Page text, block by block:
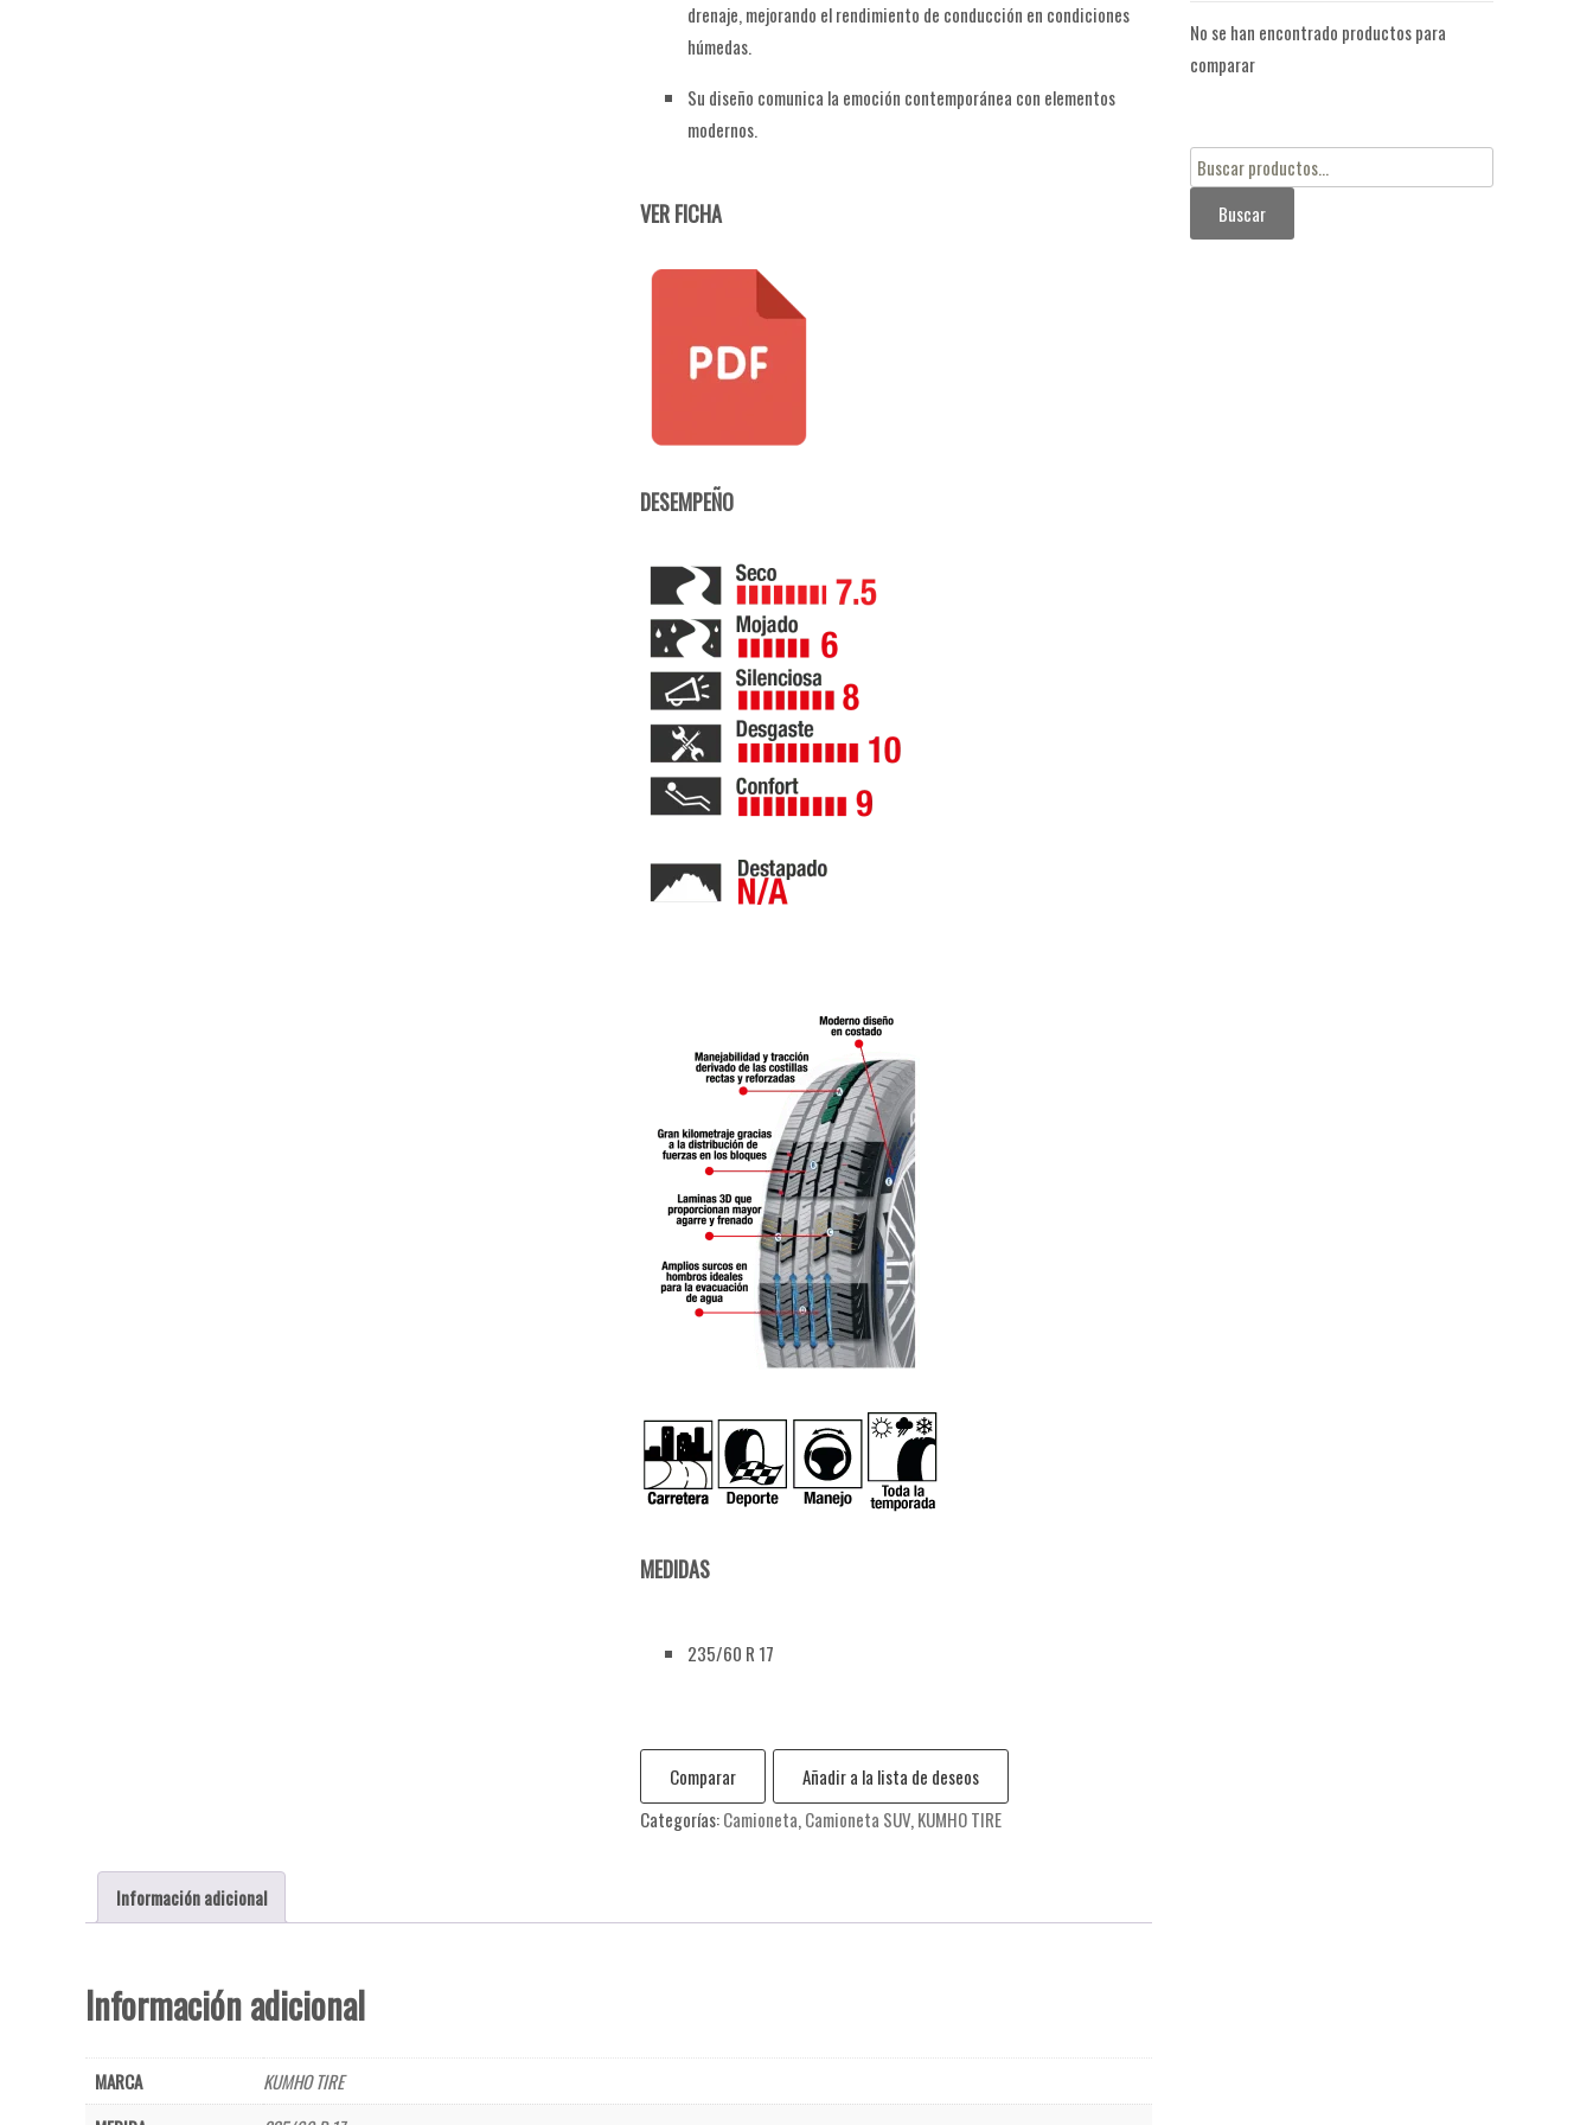
drenaje, mejorando el rendimiento de conducción en condiciones
húmedas.
Su diseño comunica la emoción contemporánea con elementos
modernos.
VER FICHA
DESEMPEÑO
MEDIDAS
235/60 R 17
Comparar
Añadir a la lista de deseos
Categorías:Camioneta, Camioneta SUV, KUMHO TIRE
Información adicional
Información adicional
MARCA
KUMHO TIRE
No se han encontrado productos para
comparar
Buscar
por:
Buscar